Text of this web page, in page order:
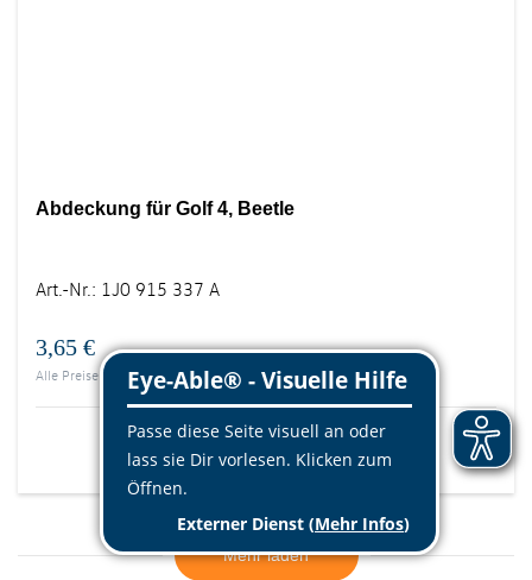
Abdeckung für Golf 4, Beetle
Art.-Nr.: 1J0 915 337 A
3,65 €
Alle Preise inklusive MwSt., zzgl.Versandkosten
Mehr Info
Mehr laden